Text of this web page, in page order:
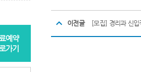
예약
가기
이전글 [모집] 경리과 신